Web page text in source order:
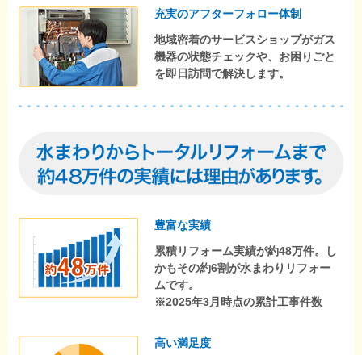
充実のアフターフォロー体制
地域密着のサービスショップがガス
機器の状態チェックや、お困りごと
を即日訪問で解決します。
豊富な実績
累積リフォーム実績が約48万件。し
かもその約6割が水まわりリフォー
ムです。
※2025年3月時点の累計工事件数
高い満足度